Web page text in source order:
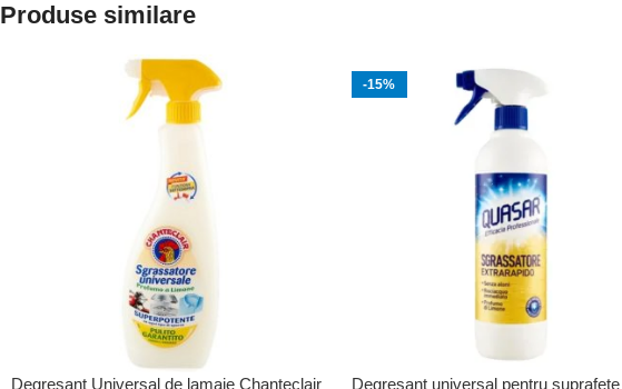
Produse similare
Degresant Universal de lamaie Chanteclair
-15%
Degresant universal pentru suprafete